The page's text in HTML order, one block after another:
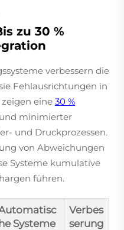
zu 30 %
verbessern die
Fehlausrichtungen in
eine 30 %
minimierter
und Druckprozessen.
von Abweichungen
Systeme kumulative
führen.
Systeme
Verbes
serung